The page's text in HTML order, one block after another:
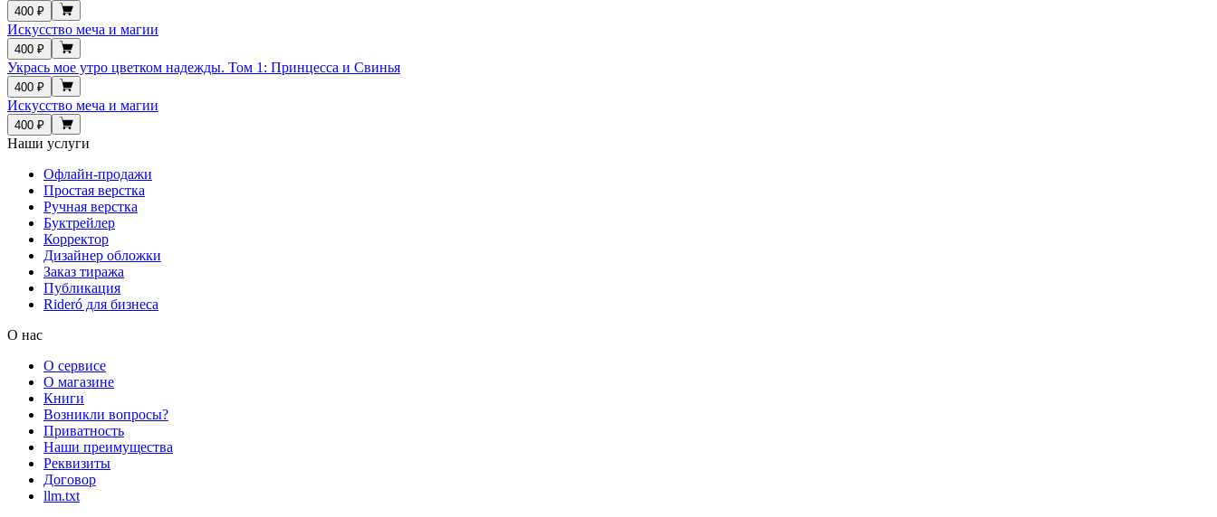
400 ₽
Искусство меча и магии
400 ₽
Укрась мое утро цветком надежды. Том 1: Принцесса и Свинья
400 ₽
Искусство меча и магии
400 ₽
Наши услуги
Офлайн-продажи
Простая верстка
Ручная верстка
Буктрейлер
Корректор
Дизайнер обложки
Заказ тиража
Публикация
Rideró для бизнеса
О нас
О сервисе
О магазине
Книги
Возникли вопросы?
Приватность
Наши преимущества
Реквизиты
Договор
llm.txt